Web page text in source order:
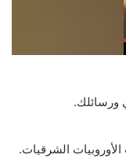
الشرقيات.